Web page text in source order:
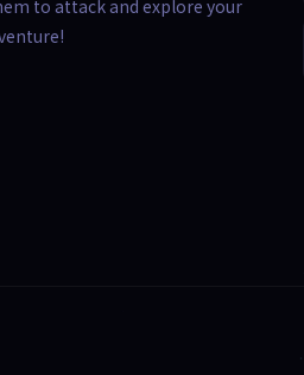
to attack and explore your